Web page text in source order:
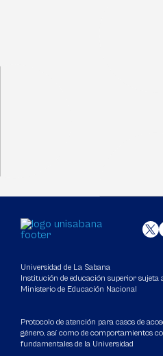
Universidad de La Sabana
Institución de educación superior sujeta
Ministerio de Educación Nacional
Protocolo de atención para casos de
género, así como de comportamientos
fundamentales de la Universidad